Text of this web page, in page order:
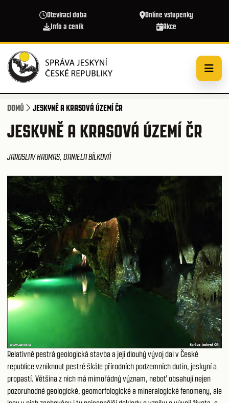
Otevírací doba
Online vstupenky
Info a ceník
Akce
DOMŮ JESKYNĚ A KRASOVÁ ÚZEMÍ ČR
JESKYNĚ A KRASOVÁ ÚZEMÍ ČR
JAROSLAV HROMAS, DANIELA BÍLKOVÁ
Relativně pestrá geologická stavba a její dlouhý vývoj dal v České
republice vzniknout pestré škále přírodních podzemních dutin, jeskyní a
propastí. Většina z nich má mimořádný význam, neboť obsahují nejen
pozoruhodné geologické, geomorfologické a mineralogické fenomeny, ale